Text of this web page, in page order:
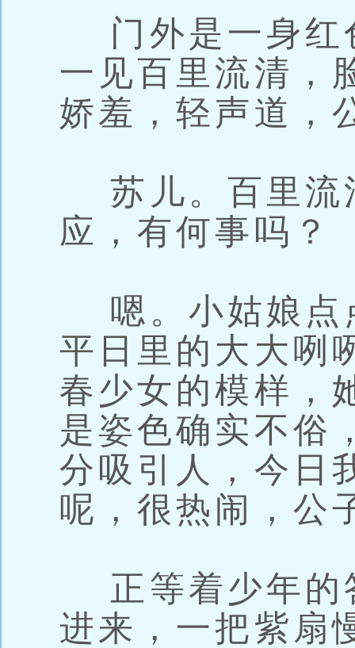
门外是一身红
一见百里流清，
娇羞，轻声道，
苏儿。百里流
应，有何事吗？
嗯。小姑娘点
平日里的大大咧
春少女的模样，
是姿色确实不俗
分吸引人，今日
呢，很热闹，公
正等着少年的
进来，一把紫扇